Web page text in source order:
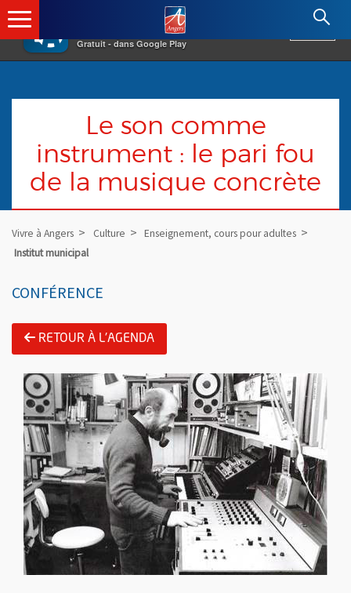
×
Gratuit - dans Google Play
Angers.fr : Retour à l'accueil
Le son comme
instrument : le pari fou
de la musique concrète
Vivre à Angers Culture
Enseignement, cours pour adultes
Institut municipal
CONFÉRENCE
RETOUR À L'AGENDA